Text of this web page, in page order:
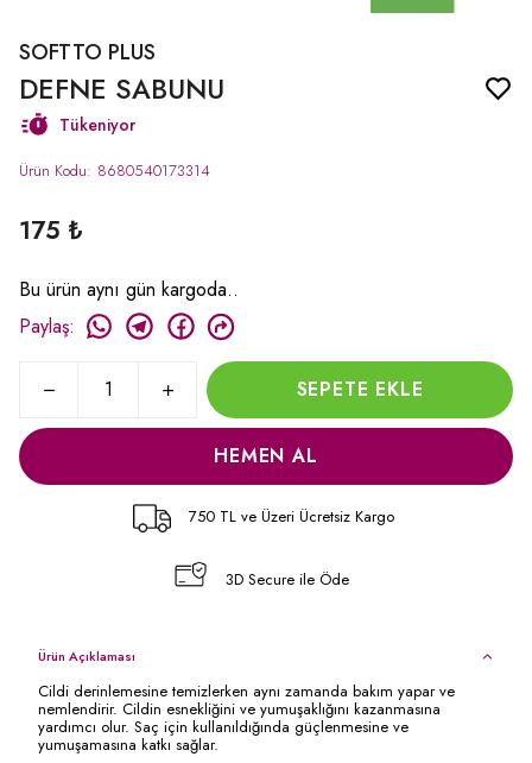
SOFTTO PLUS
DEFNE SABUNU
Tükeniyor
Ürün Kodu: 8680540173314
175 ₺
Bu ürün aynı gün kargoda..
Paylaş:
SEPETE EKLE
HEMEN AL
750 TL ve Üzeri Ücretsiz Kargo
3D Secure ile Öde
Ürün Açıklaması
Cildi derinlemesine temizlerken aynı zamanda bakım yapar ve
nemlendirir. Cildin esnekliğini ve yumuşaklığını kazanmasına
yardımcı olur. Saç için kullanıldığında güçlenmesine ve
yumuşamasına katkı sağlar.